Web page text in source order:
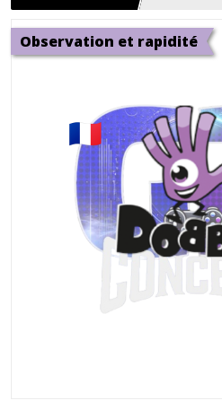
Observation et rapidité